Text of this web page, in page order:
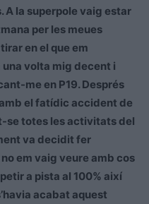
A la superpole vaig estar
per les meues
en el que em
volta mig decent i
me en P19. Després
el fatídic accident de
se totes les activitats del
va decidit fer
em vaig veure amb cos
a pista al 100% així
acabat aquest